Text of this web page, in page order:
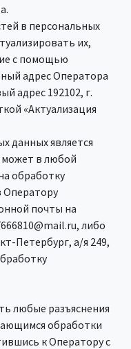
в персональных
их,
с помощью
адрес Оператора
адрес 192102, г.
«Актуализация
данных является
может в любой
обработку
Оператору
почты на
либо
Петербург, а/я 249,
любые разъяснения
обработки
к Оператору с